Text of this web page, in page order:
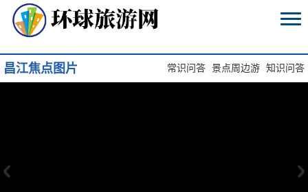
昌江焦点图片 常识问答 景点周边游 知识问答